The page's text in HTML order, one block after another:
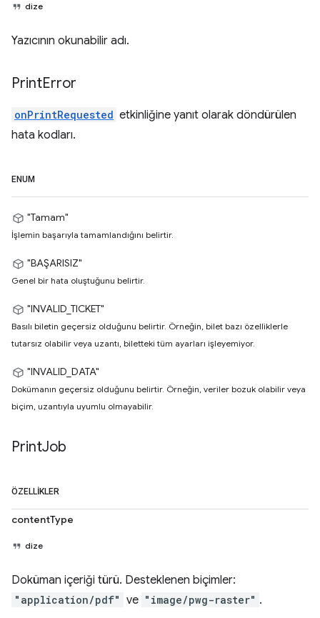
dize
Yazıcının okunabilir adı.
PrintError
onPrintRequested etkinliğine yanıt olarak döndürülen
hata kodları.
ENUM
"Tamam"
İşlemin başarıyla tamamlandığını belirtir.
"BAŞARISIZ"
Genel bir hata oluştuğunu belirtir.
"INVALID_TICKET"
Basılı biletin geçersiz olduğunu belirtir. Örneğin, bilet bazı özelliklerle
tutarsız olabilir veya uzantı, biletteki tüm ayarları işleyemiyor.
"INVALID_DATA"
Dokümanın geçersiz olduğunu belirtir. Örneğin, veriler bozuk olabilir veya
biçim, uzantıyla uyumlu olmayabilir.
PrintJob
ÖZELLIKLER
contentType
dize
Doküman içeriği türü. Desteklenen biçimler:
"application/pdf" ve "image/pwg-raster" .